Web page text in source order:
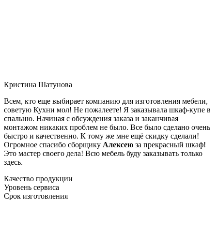
Кристина Шатунова
Всем, кто еще выбирает компанию для изготовления мебели,
советую Кухни мол! Не пожалеете! Я заказывала шкаф-купе в
спальню. Начиная с обсуждения заказа и заканчивая
монтажом никаких проблем не было. Все было сделано очень
быстро и качественно. К тому же мне ещё скидку сделали!
Огромное спасибо сборщику Алексею за прекрасный шкаф!
Это мастер своего дела! Всю мебель буду заказывать только
здесь.
Качество продукции
Уровень сервиса
Срок изготовления